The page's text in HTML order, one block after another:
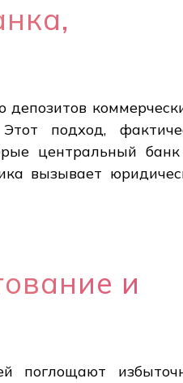
депозитов
подход,
центральный
вызывает
и
поглощают